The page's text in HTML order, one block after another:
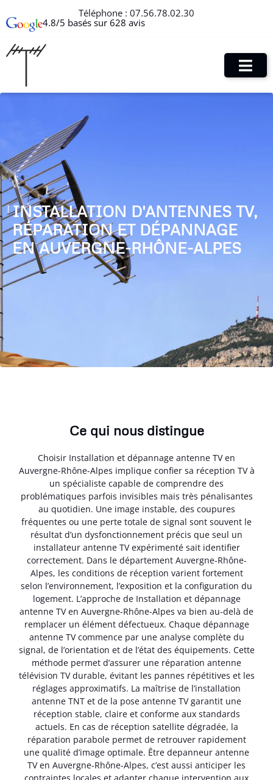
Téléphone : 07.56.78.02.30
4.8/5 basés sur 628 avis
INSTALLATION D'ANTENNES TV,
RÉPARATION ET DÉPANNAGE
EN AUVERGNE-RHÔNE-ALPES
Ce qui nous distingue
Choisir Installation et dépannage antenne TV en
Auvergne-Rhône-Alpes implique confier sa réception TV à
un spécialiste capable de comprendre des
problématiques parfois invisibles mais très pénalisantes
au quotidien. Une image instable, des coupures
fréquentes ou une perte totale de signal sont souvent le
résultat d’un dysfonctionnement précis que seul un
installateur antenne TV expérimenté sait identifier
correctement. Dans le département Auvergne-Rhône-
Alpes, les conditions de réception varient fortement
selon l’environnement, l’exposition et la configuration du
logement. L’approche de Installation et dépannage
antenne TV en Auvergne-Rhône-Alpes va bien au-delà de
remplacer un élément défectueux. Chaque dépannage
antenne TV commence par une analyse complète du
signal, de l’orientation et de l’état des équipements. Cette
méthode permet d’assurer une réparation antenne
télévision TV durable, évitant les pannes répétitives et les
réglages approximatifs. La maîtrise de l’installation
antenne TNT et de la pose antenne TV garantit une
réception stable, claire et conforme aux standards
actuels. En cas de réception satellite dégradée, la
réparation parabole permet de retrouver rapidement
une qualité d’image optimale. Être depanneur antenne
TV en Auvergne-Rhône-Alpes, c’est aussi anticiper les